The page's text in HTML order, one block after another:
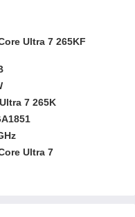
Ultra 7 265KF
7 265K
Ultra 7